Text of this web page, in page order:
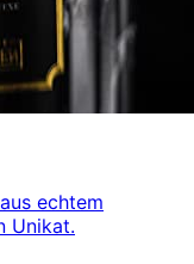
echtem
Unikat.